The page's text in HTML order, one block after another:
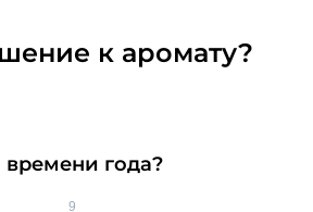
к аромату?
времени года?